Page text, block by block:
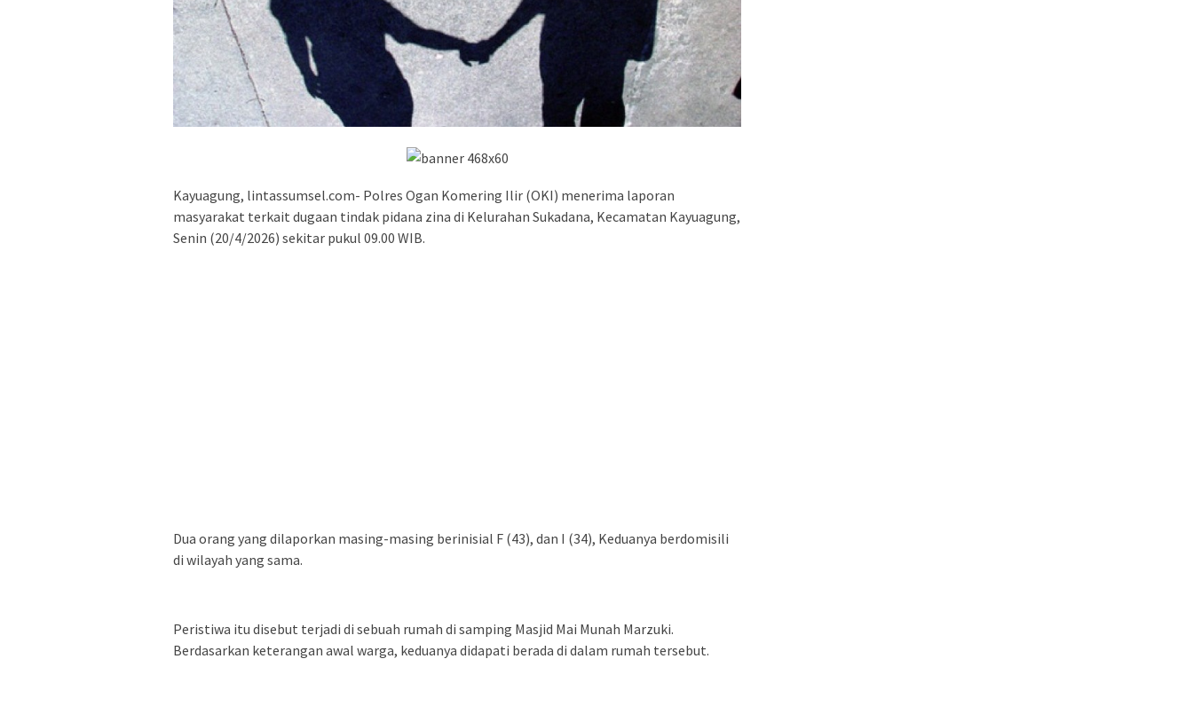
Kayuagung, lintassumsel.com- Polres Ogan Komering Ilir (OKI) menerima laporan
masyarakat terkait dugaan tindak pidana zina di Kelurahan Sukadana, Kecamatan Kayuagung,
Senin (20/4/2026) sekitar pukul 09.00 WIB.
Dua orang yang dilaporkan masing-masing berinisial F (43), dan I (34), Keduanya berdomisili
di wilayah yang sama.
Peristiwa itu disebut terjadi di sebuah rumah di samping Masjid Mai Munah Marzuki.
Berdasarkan keterangan awal warga, keduanya didapati berada di dalam rumah tersebut.